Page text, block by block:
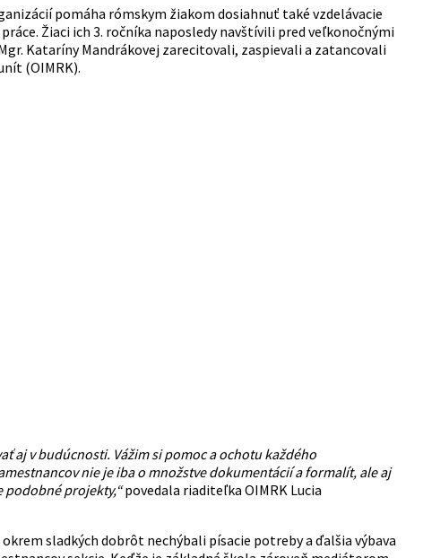
pomáha rómskym žiakom dosiahnuť také vzdelávacie
Žiaci ich 3. ročníka naposledy navštívili pred veľkonočnými
Kataríny Mandrákovej zarecitovali, zaspievali a zatancovali
(OIMRK).
aj v budúcnosti. Vážim si pomoc a ochotu každého
nie je iba o množstve dokumentácií a formalít, ale aj
projekty,“povedala riaditeľka OIMRK Lucia
sladkých dobrôt nechýbali písacie potreby a ďalšia výbava